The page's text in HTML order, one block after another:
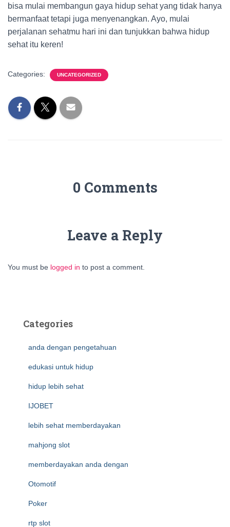
bisa mulai membangun gaya hidup sehat yang tidak hanya
bermanfaat tetapi juga menyenangkan. Ayo, mulai
perjalanan sehatmu hari ini dan tunjukkan bahwa hidup
sehat itu keren!
Categories: UNCATEGORIZED
0 Comments
Leave a Reply
You must be logged in to post a comment.
Categories
anda dengan pengetahuan
edukasi untuk hidup
hidup lebih sehat
IJOBET
lebih sehat memberdayakan
mahjong slot
memberdayakan anda dengan
Otomotif
Poker
rtp slot